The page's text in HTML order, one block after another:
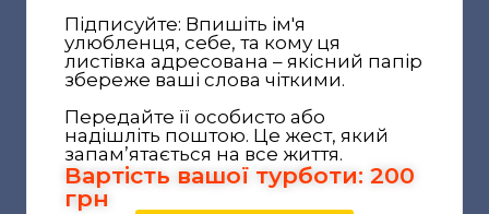
Підписуйте: Впишіть ім'я
улюбленця, себе, та кому ця
листівка адресована – якісний папір
збереже ваші слова чіткими.
Передайте її особисто або
надішліть поштою. Це жест, який
запам’ятається на все життя.
Вартість вашої турботи: 200
грн